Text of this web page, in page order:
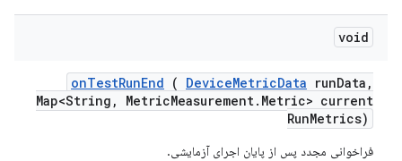
void
onTestRunEnd ( DeviceMetricData runData ,
Map<String , MetricMeasurement. Metric> current
RunMetrics)
فراخوانی مجدد پس از پایان اجرای آزمایشی.